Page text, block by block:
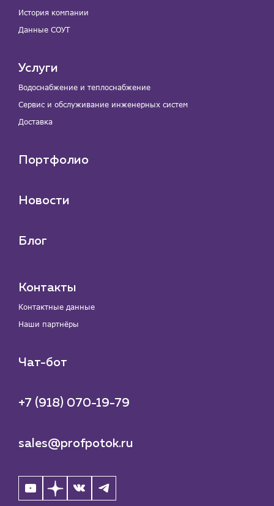
История компании
Данные СОУТ
Услуги
Водоснабжение и теплоснабжение
Сервис и обслуживание инженерных систем
Доставка
Портфолио
Новости
Блог
Контакты
Контактные данные
Наши партнёры
Чат-бот
+7 (918) 070-19-79
sales@profpotok.ru